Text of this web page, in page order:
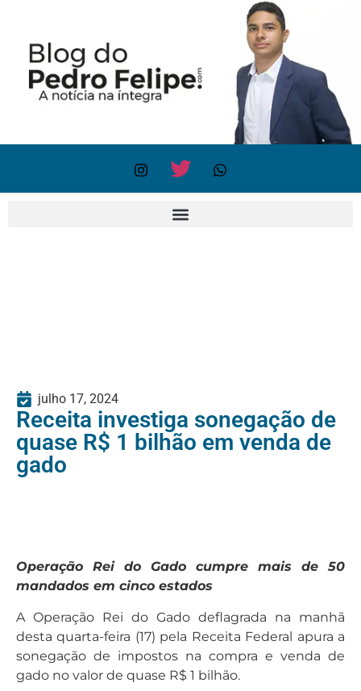
julho 17, 2024
Receita investiga sonegação de
quase R$ 1 bilhão em venda de
gado
Operação Rei do Gado cumpre mais de 50
mandados em cinco estados
A Operação Rei do Gado deflagrada na manhã
desta quarta-feira (17) pela Receita Federal apura a
sonegação de impostos na compra e venda de
gado no valor de quase R$ 1 bilhão.